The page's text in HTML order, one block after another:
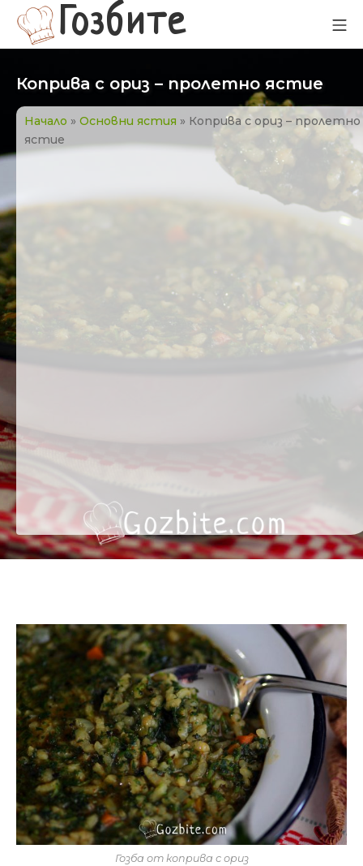
Прескачане
към
съдържанието
Гозбите
Коприва с ориз – пролетно ястие
Начало » Основни ястия » Коприва с ориз – пролетно
ястие
Гозба от коприва с ориз